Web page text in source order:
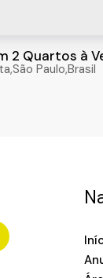
2 Quartos à
Várzea
,São Paulo,Brasil